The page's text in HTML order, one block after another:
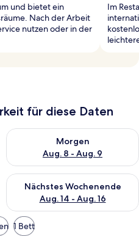
und bietet ein
Nach der Arbeit
nutzen oder in der
Im
für diese Daten
heute Nacht, Aug. 7 - Aug. 8.
Morgen
Aug. 8 - Aug. 9
Überprüfe die Verfügbarkeit
Wochenende, Aug. 7
Nächstes Wochenende
Aug. 14 - Aug. 16
Überprüfe die Verfügbarkeit
1 Bett